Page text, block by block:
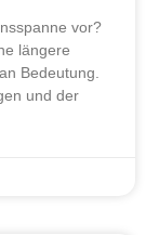
vor?
längere
Bedeutung.
und der